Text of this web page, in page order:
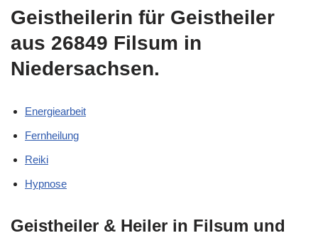
Geistheilerin für Geistheiler
aus 26849 Filsum in
Niedersachsen.
Energiearbeit
Fernheilung
Reiki
Hypnose
Geistheiler & Heiler in Filsum und